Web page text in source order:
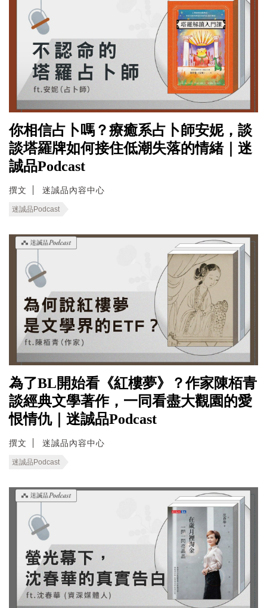
你相信占卜嗎？療癒系占卜師安妮，談
談塔羅牌如何接住低潮失落的情緒｜迷
誠品Podcast
撰文 迷誠品內容中心
迷誠品Podcast
為了BL開始看《紅樓夢》？作家陳栢青
談經典文學著作，一同看盡大觀園的愛
恨情仇｜迷誠品Podcast
撰文 迷誠品內容中心
迷誠品Podcast